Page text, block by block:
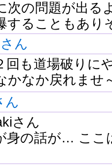
次の問題が出る
することもあ
ん
回も道場破りに
かなか戻れませ
ん
さん
身の話が… ここ